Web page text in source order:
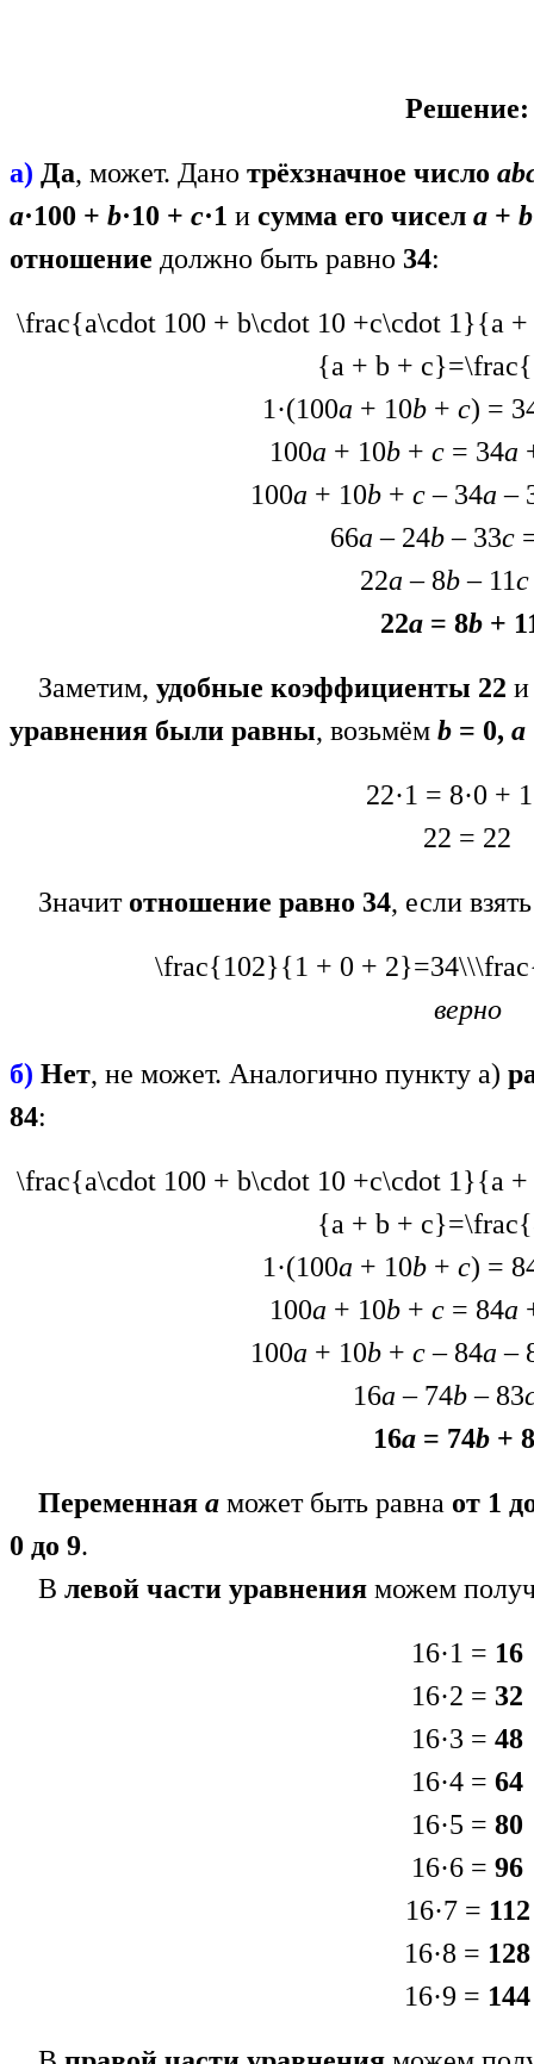
Решение:
а) Да, может. Дано трёхзначное число
а·100 + b·10 + c·1 и сумма его чисел а + b
отношение должно быть равно 34:
\frac{a\cdot 100 + b\cdot 10 +c\cdot 1}{a
{a + b +
1·(100a + 10b + c) =
100a + 10b + c = 34a
100a + 10b + c– 34a –
66a – 24b– 33c
22a – 8b– 11c
22a = 8b +
Заметим, удобные коэффициенты 22
уравнения были равны, возьмём b = 0, a
22·1 = 8·0 +
22 = 22
Значит отношение равно 34, если
\frac{102}{1 + 0 +
верно
б) Нет, не может. Аналогично пункту а)
84:
\frac{a\cdot 100 + b\cdot 10 +c\cdot 1}{a
{a + b +
1·(100a + 10b + c) =
100a + 10b + c = 84a
100a + 10b + c– 84a –
16a – 74b– 83
16a= 74b+
Переменная а может быть равна от 1
0 до 9.
В левой части уравнения можем
16·1 = 16
16·2 = 32
16·3 = 48
16·4 = 64
16·5 = 80
16·6 = 96
16·7 = 112
16·8 = 128
16·9 = 144